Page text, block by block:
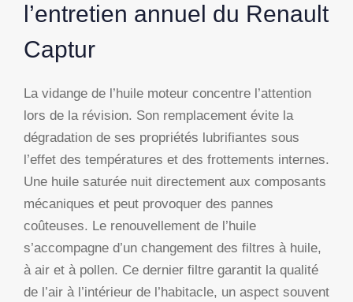
l’entretien annuel du Renault
Captur
La vidange de l’huile moteur concentre l’attention
lors de la révision. Son remplacement évite la
dégradation de ses propriétés lubrifiantes sous
l’effet des températures et des frottements internes.
Une huile saturée nuit directement aux composants
mécaniques et peut provoquer des pannes
coûteuses. Le renouvellement de l’huile
s’accompagne d’un changement des filtres à huile,
à air et à pollen. Ce dernier filtre garantit la qualité
de l’air à l’intérieur de l’habitacle, un aspect souvent